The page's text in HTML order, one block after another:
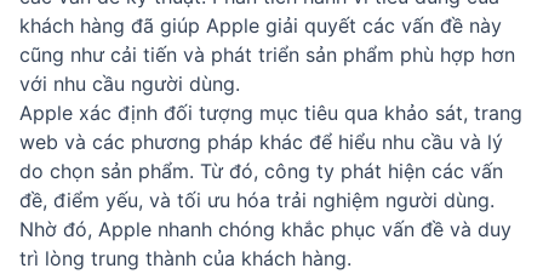
khách hàng đã giúp Apple giải quyết các vấn đề này
cũng như cải tiến và phát triển sản phẩm phù hợp hơn
với nhu cầu người dùng.
Apple xác định đối tượng mục tiêu qua khảo sát, trang
web và các phương pháp khác để hiểu nhu cầu và lý
do chọn sản phẩm. Từ đó, công ty phát hiện các vấn
đề, điểm yếu, và tối ưu hóa trải nghiệm người dùng.
Nhờ đó, Apple nhanh chóng khắc phục vấn đề và duy
trì lòng trung thành của khách hàng.